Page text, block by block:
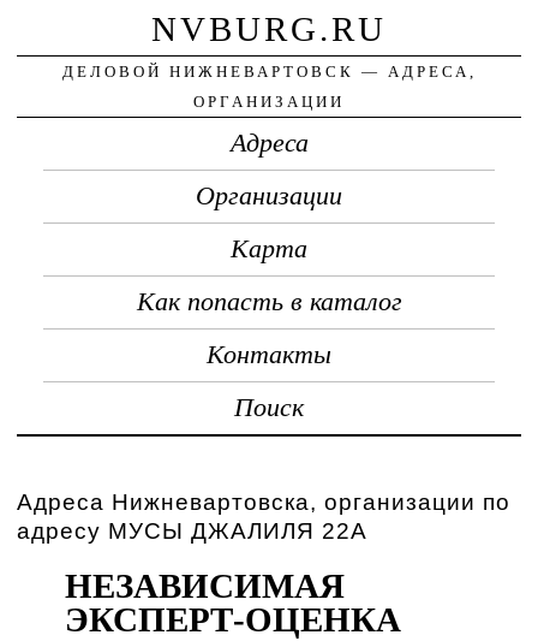
NVBURG.RU
ДЕЛОВОЙ НИЖНЕВАРТОВСК — АДРЕСА,
ОРГАНИЗАЦИИ
Адреса
Организации
Карта
Как попасть в каталог
Контакты
Поиск
Адреса Нижневартовска, организации по
адресу МУСЫ ДЖАЛИЛЯ 22А
НЕЗАВИСИМАЯ
ЭКСПЕРТ-ОЦЕНКА